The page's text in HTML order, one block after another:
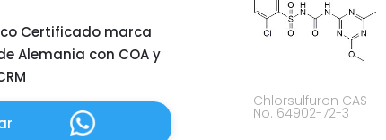
Certificado marca
Alemania con COA y
Chlorsulfuron CAS
No. 64902-72-3